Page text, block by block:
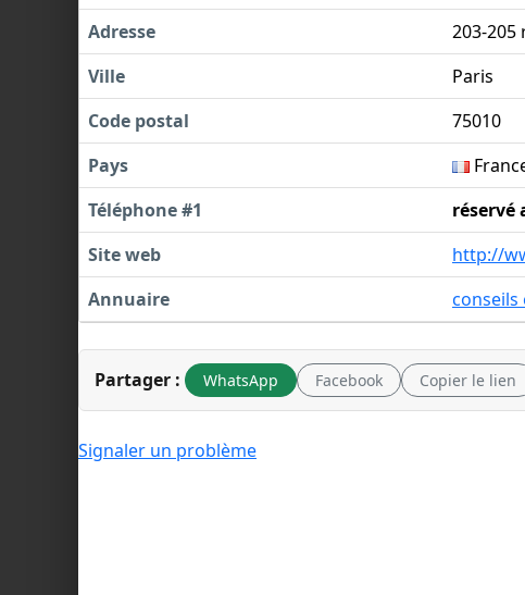
Adresse
203-205
Ville
Paris
Code postal
75010
Pays
Téléphone #1
réservé
Site web
http://
Annuaire
conseils
Partager : WhatsApp Facebook Copier le lien
Signaler un problème